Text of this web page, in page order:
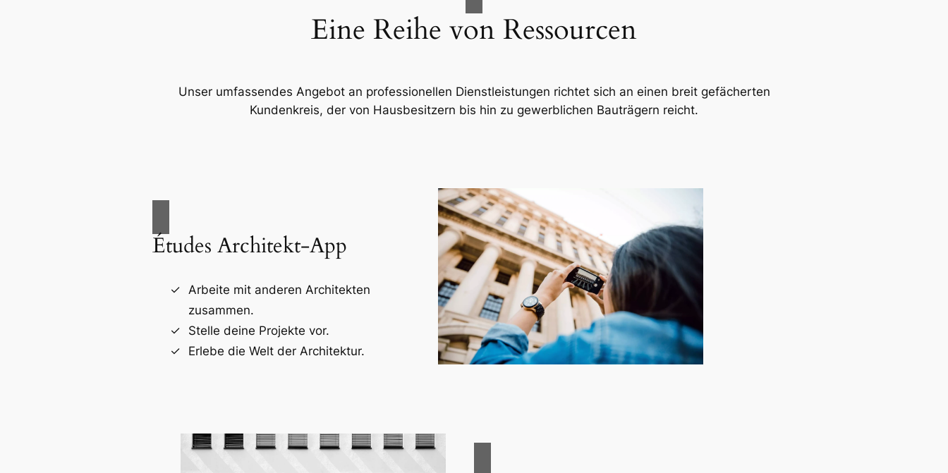
Eine Reihe von Ressourcen
Unser umfassendes Angebot an professionellen Dienstleistungen richtet sich an einen breit gefächerten
Kundenkreis, der von Hausbesitzern bis hin zu gewerblichen Bauträgern reicht.
Études Architekt-App
Arbeite mit anderen Architekten
zusammen.
Stelle deine Projekte vor.
Erlebe die Welt der Architektur.